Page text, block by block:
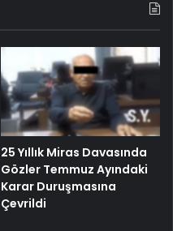
25 Yıllık Miras Davasında
Gözler Temmuz Ayındaki
Karar Duruşmasına
Çevrildi